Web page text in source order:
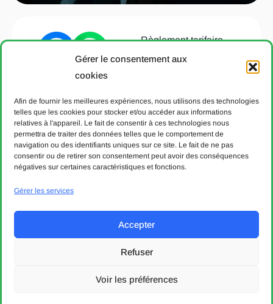
Gérer le consentement aux
cookies
Afin de fournir les meilleures expériences, nous utilisons des technologies
telles que les cookies pour stocker et/ou accéder aux informations
relatives à l'appareil. Le fait de consentir à ces technologies nous
permettra de traiter des données telles que le comportement de
navigation ou des identifiants uniques sur ce site. Le fait de ne pas
consentir ou de retirer son consentement peut avoir des conséquences
négatives sur certaines caractéristiques et fonctions.
Gérer les services
Accepter
Refuser
Voir les préférences
Règlement tarifaire
T651.22
protection des données
Politique de cookies
Aide & Contact
© 2004 - 5 août 2026. Communauté tarifaire vaudoise Mobilis.
Tous droits réservés.
Entreprises partenaires